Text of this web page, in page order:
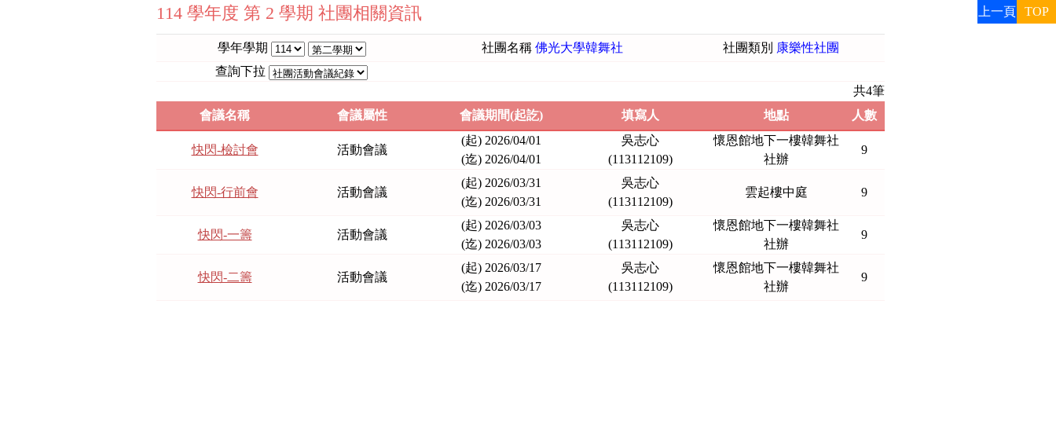
114 學年度 第 2 學期 社團相關資訊
學年學期 社團名稱 佛光大學韓舞社 社團類別 康樂性社團
查詢下拉
共4筆
會議名稱
會議屬性 會議期間(起訖) 填寫人 地點 人數
快閃-檢討會 活動會議
(起) 2026/04/01
(迄) 2026/04/01
吳志心
(113112109)
懷恩館地下一樓韓舞社
社辦
9
快閃-行前會 活動會議
(起) 2026/03/31
(迄) 2026/03/31
吳志心
(113112109)
雲起樓中庭 9
快閃-一籌 活動會議
(起) 2026/03/03
(迄) 2026/03/03
吳志心
(113112109)
懷恩館地下一樓韓舞社
社辦
9
快閃-二籌 活動會議
(起) 2026/03/17
(迄) 2026/03/17
吳志心
(113112109)
懷恩館地下一樓韓舞社
社辦
9
上一頁 TOP